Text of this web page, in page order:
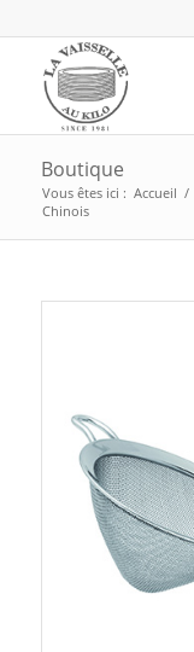
Boutique
Vous êtes ici : Accueil /
Chinois